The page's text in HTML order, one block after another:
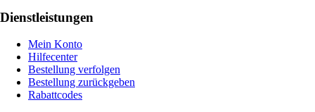
Dienstleistungen
Mein Konto
Hilfecenter
Bestellung verfolgen
Bestellung zurückgeben
Rabattcodes